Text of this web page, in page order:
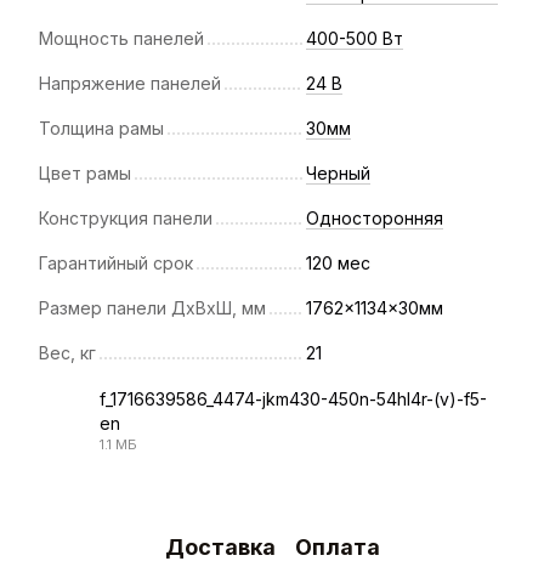
Мощность панелей 400-500 Вт
Напряжение панелей 24 В
Толщина рамы 30мм
Цвет рамы Черный
Конструкция панели Односторонняя
Гарантийный срок 120 мес
Размер панели ДхВхШ, мм 1762×1134×30мм
Вес, кг 21
f_1716639586_4474-jkm430-450n-54hl4r-(v)-f5-
en
1.1 МБ
Доставка Оплата